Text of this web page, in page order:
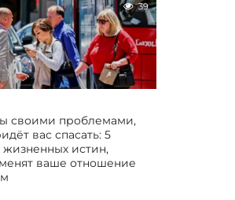
39
своими проблемами,
вас спасать: 5
жизненных истин,
ваше отношение